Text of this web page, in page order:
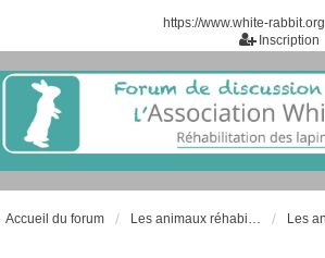
https://www.white-rabbit.org
Inscription
Accueil du forum